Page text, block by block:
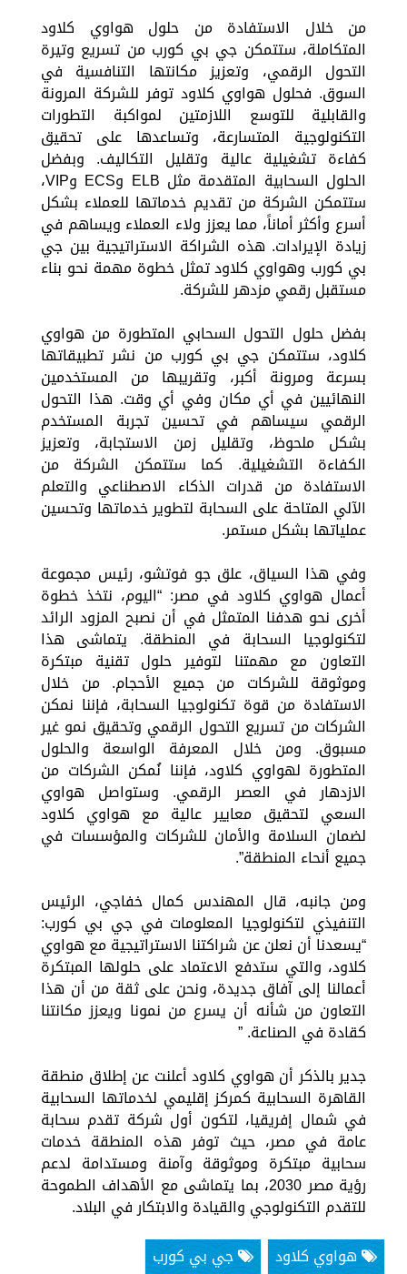
من خلال الاستفادة من حلول هواوي كلاود
المتكاملة، ستتمكن جي بي كورب من تسريع وتيرة
التحول الرقمي، وتعزيز مكانتها التنافسية في
السوق. فحلول هواوي كلاود توفر للشركة المرونة
والقابلية للتوسع اللازمتين لمواكبة التطورات
التكنولوجية المتسارعة، وتساعدها على تحقيق
كفاءة تشغيلية عالية وتقليل التكاليف. وبفضل
الحلول السحابية المتقدمة مثل ELB وECS وVIP،
ستتمكن الشركة من تقديم خدماتها للعملاء بشكل
أسرع وأكثر أماناً، مما يعزز ولاء العملاء ويساهم في
زيادة الإيرادات. هذه الشراكة الاستراتيجية بين جي
بي كورب وهواوي كلاود تمثل خطوة مهمة نحو بناء
مستقبل رقمي مزدهر للشركة.
بفضل حلول التحول السحابي المتطورة من هواوي
كلاود، ستتمكن جي بي كورب من نشر تطبيقاتها
بسرعة ومرونة أكبر، وتقريبها من المستخدمين
النهائيين في أي مكان وفي أي وقت. هذا التحول
الرقمي سيساهم في تحسين تجربة المستخدم
بشكل ملحوظ، وتقليل زمن الاستجابة، وتعزيز
الكفاءة التشغيلية. كما ستتمكن الشركة من
الاستفادة من قدرات الذكاء الاصطناعي والتعلم
الآلي المتاحة على السحابة لتطوير خدماتها وتحسين
عملياتها بشكل مستمر.
وفي هذا السياق، علق جو فوتشو، رئيس مجموعة
أعمال هواوي كلاود في مصر: “اليوم، نتخذ خطوة
أخرى نحو هدفنا المتمثل في أن نصبح المزود الرائد
لتكنولوجيا السحابة في المنطقة. يتماشى هذا
التعاون مع مهمتنا لتوفير حلول تقنية مبتكرة
وموثوقة للشركات من جميع الأحجام. من خلال
الاستفادة من قوة تكنولوجيا السحابة، فإننا نمكن
الشركات من تسريع التحول الرقمي وتحقيق نمو غير
مسبوق. ومن خلال المعرفة الواسعة والحلول
المتطورة لهواوي كلاود، فإننا نُمكن الشركات من
الازدهار في العصر الرقمي. وستواصل هواوي
السعي لتحقيق معايير عالية مع هواوي كلاود
لضمان السلامة والأمان للشركات والمؤسسات في
جميع أنحاء المنطقة”.
ومن جانبه، قال المهندس كمال خفاجي، الرئيس
التنفيذي لتكنولوجيا المعلومات في جي بي كورب:
“يسعدنا أن نعلن عن شراكتنا الاستراتيجية مع هواوي
كلاود، والتي ستدفع الاعتماد على حلولها المبتكرة
أعمالنا إلى آفاق جديدة، ونحن على ثقة من أن هذا
التعاون من شأنه أن يسرع من نمونا ويعزز مكانتنا
كقادة في الصناعة. ”
جدير بالذكر أن هواوي كلاود أعلنت عن إطلاق منطقة
القاهرة السحابية كمركز إقليمي لخدماتها السحابية
في شمال إفريقيا، لتكون أول شركة تقدم سحابة
عامة في مصر، حيث توفر هذه المنطقة خدمات
سحابية مبتكرة وموثوقة وآمنة ومستدامة لدعم
رؤية مصر 2030، بما يتماشى مع الأهداف الطموحة
للتقدم التكنولوجي والقيادة والابتكار في البلاد.
هواوي كلاود
جي بي كورب